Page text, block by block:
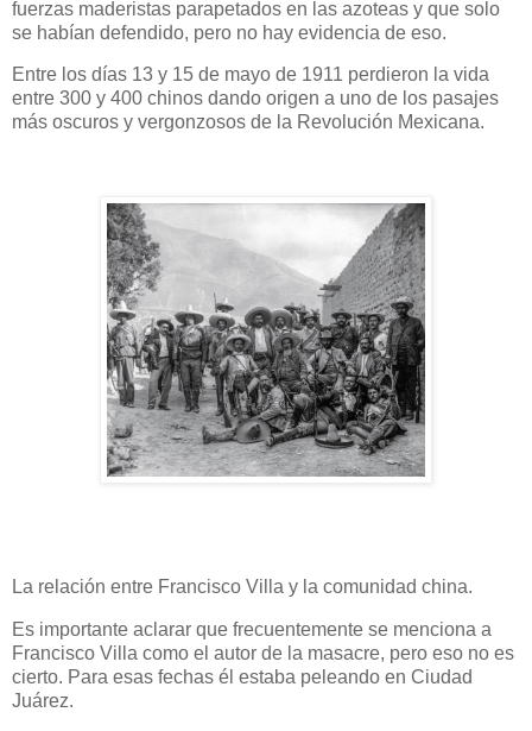
fuerzas maderistas parapetados en las azoteas y que solo
se habían defendido, pero no hay evidencia de eso.
Entre los días 13 y 15 de mayo de 1911 perdieron la vida
entre 300 y 400 chinos dando origen a uno de los pasajes
más oscuros y vergonzosos de la Revolución Mexicana.
La relación entre Francisco Villa y la comunidad china.
Es importante aclarar que frecuentemente se menciona a
Francisco Villa como el autor de la masacre, pero eso no es
cierto. Para esas fechas él estaba peleando en Ciudad
Juárez.